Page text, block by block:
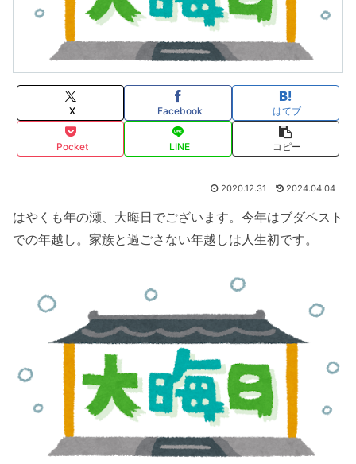
X Facebook はてブ
Pocket LINE コピー
2020.12.31 2024.04.04
はやくも年の瀬、大晦日でございます。今年はブダペスト
での年越し。家族と過ごさない年越しは人生初です。